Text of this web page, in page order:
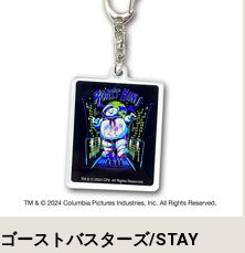
ゴーストバスターズ/STAY